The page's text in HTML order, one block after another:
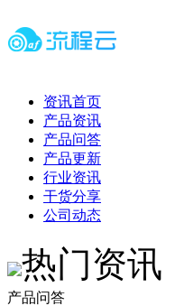
资讯首页
产品资讯
产品问答
产品更新
行业资讯
干货分享
公司动态
热门资讯
产品问答